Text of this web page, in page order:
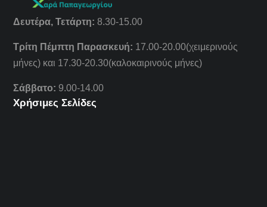
Δευτέρα, Τετάρτη: 8.30-15.00
Τρίτη Πέμπτη Παρασκευή: 17.00-20.00(χειμερινούς
μήνες) και 17.30-20.30(καλοκαιρινούς μήνες)
Σάββατο: 9.00-14.00
Χρήσιμες Σελίδες